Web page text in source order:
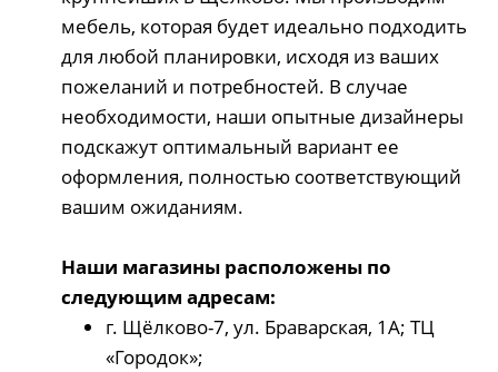
мебель, которая будет идеально подходить
для любой планировки, исходя из ваших
пожеланий и потребностей. В случае
необходимости, наши опытные дизайнеры
подскажут оптимальный вариант ее
оформления, полностью соответствующий
вашим ожиданиям.
Наши магазины расположены по
следующим адресам:
г. Щёлково-7, ул. Браварская, 1А; ТЦ
«Городок»;